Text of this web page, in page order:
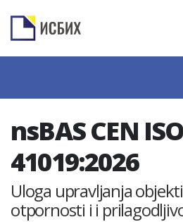
nsBAS CEN
41019:2026
Uloga upravljanja
otpornosti i i